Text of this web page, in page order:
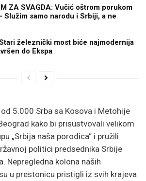
ZA SVAGDA: Vučić oštrom porukom
Služim samo narodu i Srbiji, a ne
Stari železnički most biće najmodernija
do Ekspa
5.000 Srba sa Kosova i Metohije
kako bi prisustvovali velikom
„Srbija naša porodica“ i pružili
politici predsednika Srbije
Nepregledna kolona naših
u prestonicu pristigli iz svih krajeva